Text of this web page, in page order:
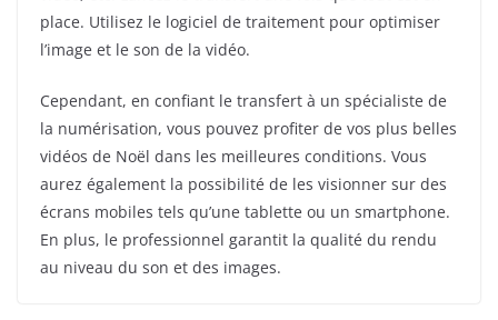
place. Utilisez le logiciel de traitement pour optimiser
l’image et le son de la vidéo.
Cependant, en confiant le transfert à un spécialiste de
la numérisation, vous pouvez profiter de vos plus belles
vidéos de Noël dans les meilleures conditions. Vous
aurez également la possibilité de les visionner sur des
écrans mobiles tels qu’une tablette ou un smartphone.
En plus, le professionnel garantit la qualité du rendu
au niveau du son et des images.